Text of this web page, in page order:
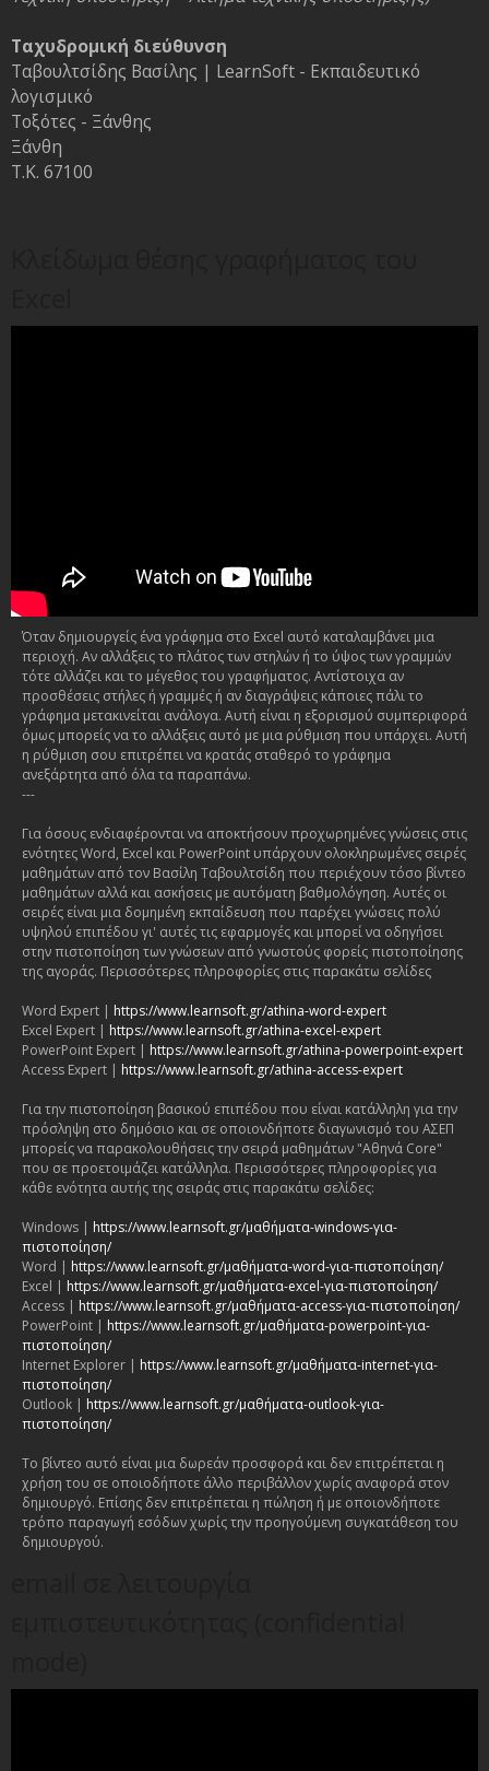
Ταχυδρομική διεύθυνση
Ταβουλτσίδης Βασίλης | LearnSoft - Εκπαιδευτικό
λογισμικό
Τοξότες - Ξάνθης
Ξάνθη
Τ.Κ. 67100
Όταν δημιουργείς ένα γράφημα στο Excel αυτό καταλαμβάνει μια
περιοχή. Αν αλλάξεις το πλάτος των στηλών ή το ύψος των γραμμών
τότε αλλάζει και το μέγεθος του γραφήματος. Αντίστοιχα αν
προσθέσεις στήλες ή γραμμές ή αν διαγράψεις κάποιες πάλι το
γράφημα μετακινείται ανάλογα. Αυτή είναι η εξορισμού συμπεριφορά
όμως μπορείς να το αλλάξεις αυτό με μια ρύθμιση που υπάρχει. Αυτή
η ρύθμιση σου επιτρέπει να κρατάς σταθερό το γράφημα
ανεξάρτητα από όλα τα παραπάνω.
---
Για όσους ενδιαφέρονται να αποκτήσουν προχωρημένες γνώσεις στις
ενότητες Word, Excel και PowerPoint υπάρχουν ολοκληρωμένες σειρές
μαθημάτων από τον Βασίλη Ταβουλτσίδη που περιέχουν τόσο βίντεο
μαθημάτων αλλά και ασκήσεις με αυτόματη βαθμολόγηση. Αυτές οι
σειρές είναι μια δομημένη εκπαίδευση που παρέχει γνώσεις πολύ
υψηλού επιπέδου γι' αυτές τις εφαρμογές και μπορεί να οδηγήσει
στην πιστοποίηση των γνώσεων από γνωστούς φορείς πιστοποίησης
της αγοράς. Περισσότερες πληροφορίες στις παρακάτω σελίδες
Word Expert | https://www.learnsoft.gr/athina-word-expert
Excel Expert | https://www.learnsoft.gr/athina-excel-expert
PowerPoint Expert | https://www.learnsoft.gr/athina-powerpoint-expert
Access Expert | https://www.learnsoft.gr/athina-access-expert
Για την πιστοποίηση βασικού επιπέδου που είναι κατάλληλη για την
πρόσληψη στο δημόσιο και σε οποιονδήποτε διαγωνισμό του ΑΣΕΠ
μπορείς να παρακολουθήσεις την σειρά μαθημάτων "Αθηνά Core"
που σε προετοιμάζει κατάλληλα. Περισσότερες πληροφορίες για
κάθε ενότητα αυτής της σειράς στις παρακάτω σελίδες:
Windows | https://www.learnsoft.gr/μαθήματα-windows-για-
πιστοποίηση/
Word | https://www.learnsoft.gr/μαθήματα-word-για-πιστοποίηση/
Excel | https://www.learnsoft.gr/μαθήματα-excel-για-πιστοποίηση/
Access | https://www.learnsoft.gr/μαθήματα-access-για-πιστοποίηση/
PowerPoint | https://www.learnsoft.gr/μαθήματα-powerpoint-για-
πιστοποίηση/
Internet Explorer | https://www.learnsoft.gr/μαθήματα-internet-για-
πιστοποίηση/
Outlook | https://www.learnsoft.gr/μαθήματα-outlook-για-
πιστοποίηση/
Το βίντεο αυτό είναι μια δωρεάν προσφορά και δεν επιτρέπεται η
χρήση του σε οποιοδήποτε άλλο περιβάλλον χωρίς αναφορά στον
δημιουργό. Επίσης δεν επιτρέπεται η πώληση ή με οποιονδήποτε
τρόπο παραγωγή εσόδων χωρίς την προηγούμενη συγκατάθεση του
δημιουργού.